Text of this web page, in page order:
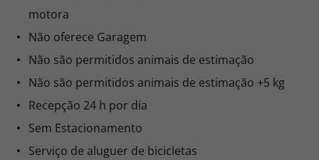
motora
Não oferece Garagem
Não são permitidos animais de estimação
Não são permitidos animais de estimação +5 kg
Recepção 24 h por dia
Sem Estacionamento
Serviço de aluguer de bicicletas